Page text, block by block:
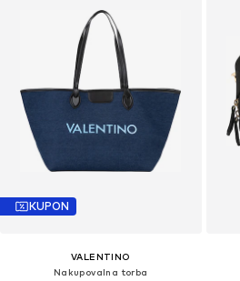
KUPON
VALENTINO
Nakupovalna torba